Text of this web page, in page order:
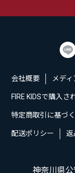
会社概要 メデ
FIRE KIDSで購入さ
特定商取引に基づ
配送ポリシー 返
神奈川県